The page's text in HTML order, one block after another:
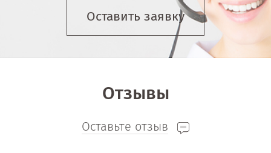
Оставить заявку
Отзывы
Оставьте отзыв